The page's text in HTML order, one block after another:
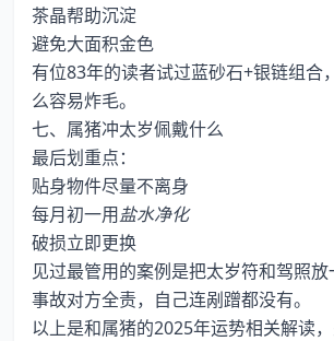
茶晶帮助沉淀
避免大面积金色
有位83年的读者试过蓝砂石+银链组合
么容易炸毛。
七、属猪冲太岁佩戴什么
最后划重点：
贴身物件尽量不离身
每月初一用盐水净化
破损立即更换
见过最管用的案例是把太岁符和驾照
事故对方全责，自己连剐蹭都没有。
以上是和属猪的2025年运势相关解读